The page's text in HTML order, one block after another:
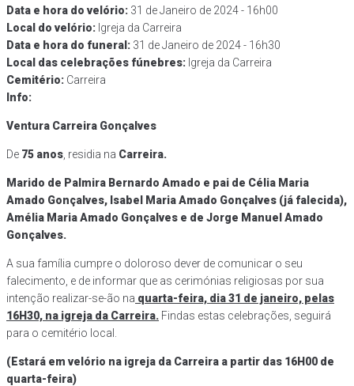
Data e hora do velório: 31 de Janeiro de 2024 - 16h00
Local do velório: Igreja da Carreira
Data e hora do funeral​: 31 de Janeiro de 2024 - 16h30
Local das celebrações fúnebres: Igreja da Carreira
Cemitério: Carreira
Info:
Ventura Carreira Gonçalves
De 75 anos , residia na Carreira.
Marido de Palmira Bernardo Amado e pai de Célia Maria
Amado Gonçalves, Isabel Maria Amado Gonçalves (já falecida),
Amélia Maria Amado Gonçalves e de Jorge Manuel Amado
Gonçalves.
A sua família cumpre o doloroso dever de comunicar o seu
falecimento, e de informar que as cerimónias religiosas por sua
intenção realizar-se-ão na quarta-feira, dia 31 de janeiro, pelas
16H30, na igreja da Carreira. Findas estas celebrações, seguirá
para o cemitério local.
(Estará em velório na igreja da Carreira a partir das 16H00 de
quarta-feira)